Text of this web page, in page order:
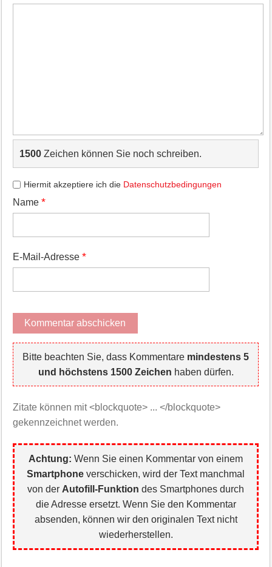
1500Zeichen können Sie noch schreiben.
Hiermit akzeptiere ich die Datenschutzbedingungen
Name *
E-Mail-Adresse *
Bitte beachten Sie, dass Kommentare mindestens 5
und höchstens 1500 Zeichen haben dürfen.
Zitate können mit <blockquote> ... </blockquote>
gekennzeichnet werden.
Achtung: Wenn Sie einen Kommentar von einem
Smartphone verschicken, wird der Text manchmal
von der Autofill-Funktion des Smartphones durch
die Adresse ersetzt. Wenn Sie den Kommentar
absenden, können wir den originalen Text nicht
wiederherstellen.